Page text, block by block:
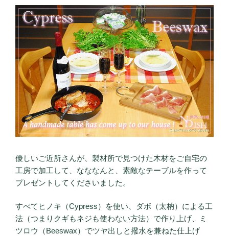
優しいご近所さんが、製材所で見つけた木材をご自宅の
工房で加工して、なななんと、素敵なテーブルを作って
プレゼントしてくださいました。
すべてヒノキ（Cypress）を使い、ダボ（太枘）による工
法（つまりクギもネジも使わない方法）で作り上げ、ミ
ツロウ（Beeswax）でツヤ出しと撥水を兼ねた仕上げ